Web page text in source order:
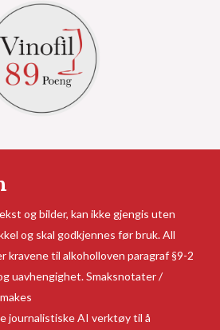
og bilder, kan ikke gjengis uten
og skal godkjennes før bruk. All
kravene til alkoholloven paragraf §9-2
uavhengighet. Smaksnotater /
journalistiske AI verktøy til å